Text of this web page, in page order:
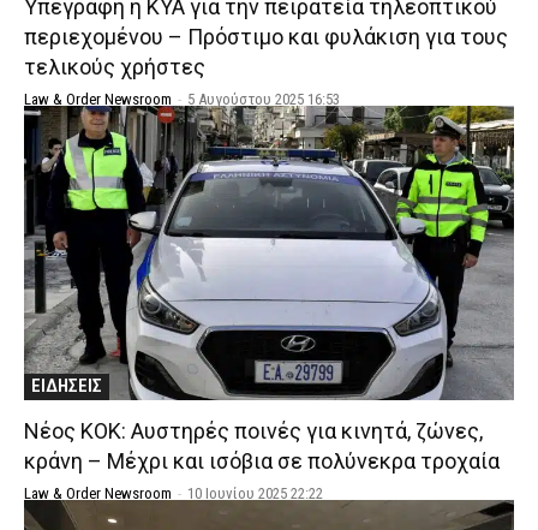
Υπεγράφη η ΚΥΑ για την πειρατεία τηλεοπτικού
περιεχομένου – Πρόστιμο και φυλάκιση για τους
τελικούς χρήστες
Law & Order Newsroom - 5 Αυγούστου 2025 16:53
ΕΙΔΗΣΕΙΣ
Νέος ΚΟΚ: Αυστηρές ποινές για κινητά, ζώνες,
κράνη – Μέχρι και ισόβια σε πολύνεκρα τροχαία
Law & Order Newsroom - 10 Ιουνίου 2025 22:22